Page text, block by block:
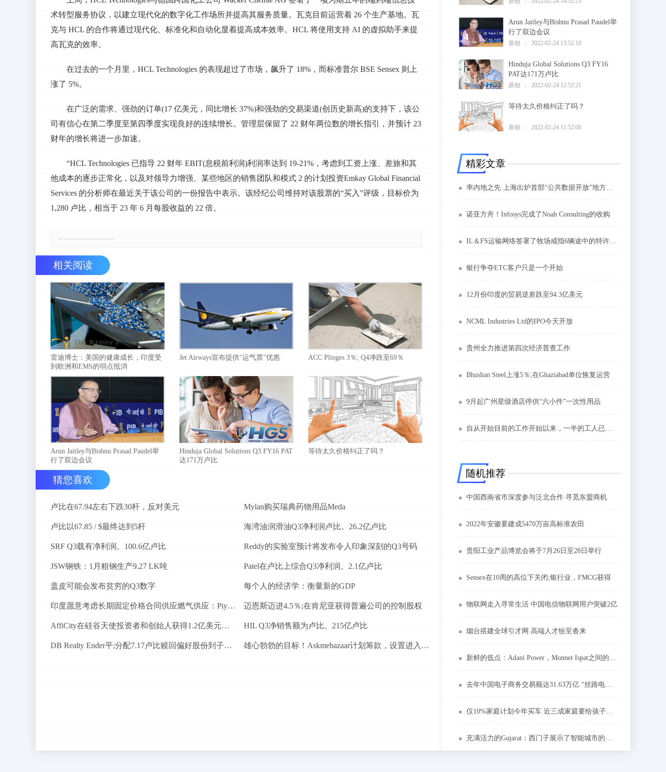
术转型服务协议，以建立现代化的数字化工作场所并提高其服务质量。瓦克目前运营着 26 个生产基地。瓦
克与 HCL 的合作将通过现代化、标准化和自动化显着提高成本效率。HCL 将使用支持 AI 的虚拟助手来提
高瓦克的效率。
在过去的一个月里，HCL Technologies 的表现超过了市场，飙升了 18%，而标准普尔 BSE Sensex 则上
涨了 5%。
在广泛的需求、强劲的订单(17 亿美元，同比增长 37%)和强劲的交易渠道(创历史新高)的支持下，该公
司有信心在第二季度至第四季度实现良好的连续增长。管理层保留了 22 财年两位数的增长指引，并预计 23
财年的增长将进一步加速。
“HCL Technologies 已指导 22 财年 EBIT(息税前利润)利润率达到 19-21%，考虑到工资上涨、差旅和其
他成本的逐步正常化，以及对领导力增强、某些地区的销售团队和模式 2 的计划投资Emkay Global Financial
Services 的分析师在最近关于该公司的一份报告中表示。该经纪公司维持对该股票的“买入”评级，目标价为
1,280 卢比，相当于 23 年 6 月每股收益的 22 倍。
相关阅读
雷迪博士：美国的健康成长，印度受
到欧洲和EMS的弱点抵消
Jet Airways宣布提供“运气票”优惠 ACC Plinges 3％; Q4净跌至69％
Arun Jaitley与Bishnu Prasad Paudel举
行了双边会议
Hinduja Global Solutions Q3 FY16 PAT
达171万卢比
等待太久价格纠正了吗？
猜您喜欢
卢比在67.94左右下跌30杆，反对美元 Mylan购买瑞典药物用品Meda
卢比以67.85 / $最终达到5杆 海湾油润滑油Q3净利润卢比。26.2亿卢比
SRF Q3载有净利润。100.6亿卢比 Reddy的实验室预计将发布令人印象深刻的Q3号码
JSW钢铁：1月粗钢生产9.27 LK吨 Patel在卢比上综合Q3净利润。2.1亿卢比
盖皮可能会发布贫穷的Q3数字 每个人的经济学：衡量新的GDP
印度愿意考虑长期固定价格合同供应燃气供应：Piyush Goyal. 迈恩斯迈进4.5％;在肯尼亚获得普遍公司的控制股权
AffiCity在硅谷天使投资者和创始人获得1.2亿美元天使的资金 HIL Q3净销售额为卢比。215亿卢比
DB Realty Ender平;分配7.17卢比赎回偏好股份到子公司 雄心勃勃的目标！Askmebazaar计划筹款，设置进入“独角兽”俱乐部
Arun Jaitley与Bishnu Prasad Paudel举
行了双边会议
原创 2022-02-24 13:52:10
4
Hinduja Global Solutions Q3 FY16
PAT达171万卢比
原创 2022-02-24 12:52:21
5
等待太久价格纠正了吗？
原创 2022-02-24 11:52:08
6
精彩文章
率内地之先 上海出炉首部“公共数据开放”地方政府规章
诺亚方舟！Infosys完成了Noah Consulting的收购
IL＆FS运输网络签署了牧场戒指6辆途中的特许协议
银行争夺ETC客户只是一个开始
12月份印度的贸易逆差跌至94.3亿美元
NCML Industries Ltd的IPO今天开放
贵州全力推进第四次经济普查工作
Bhushan Steel上涨5％;在Ghaziabad单位恢复运营
9月起广州星级酒店停供“六小件”一次性用品
自从开始目前的工​​作开始以来，一半的工人已经获得了重量：CareerBuilder India
随机推荐
中国西南省市深度参与泛北合作 寻觅东盟商机
2022年安徽要建成5470万亩高标准农田
贵阳工业产品博览会将于7月26日至28日举行
Sensex在10周的高位下关闭;银行业，FMCG获得
物联网走入寻常生活 中国电信物联网用户突破2亿
烟台搭建全球引才网 高端人才纷至沓来
新鲜的低点：Adani Power，Monnet Ispat之间的股票中52周的股票
去年中国电子商务交易额达31.63万亿 “丝路电商”成经贸合作新亮点
仅10%家庭计划今年买车 近三成家庭要给孩子报班
充满活力的Gujarat：西门子展示了智能城市的解决方案